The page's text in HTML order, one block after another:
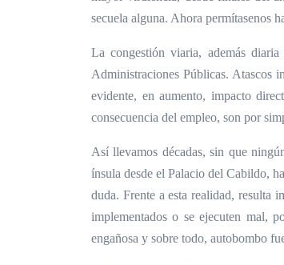
secuela alguna. Ahora permítasenos
La congestión viaria, además
Administraciones Públicas. Atascos
evidente, en aumento, impacto
consecuencia del empleo, son por
Así llevamos décadas, sin que
ínsula desde el Palacio del Cabildo,
duda. Frente a esta realidad, resulta
implementados o se ejecuten mal,
engañosa y sobre todo, autobombo